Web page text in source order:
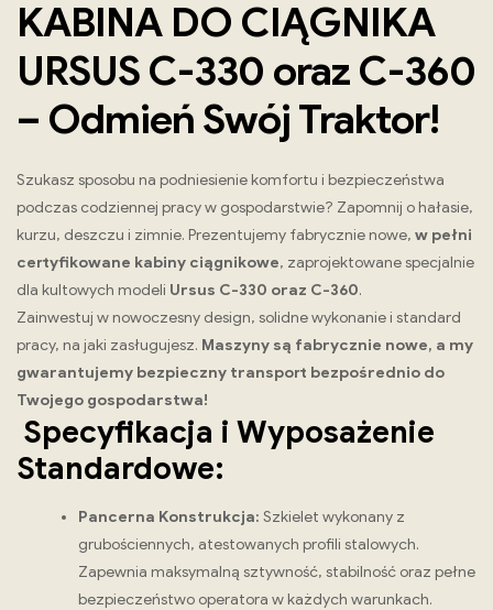
KABINA DO CIĄGNIKA
URSUS C-330 oraz C-360
– Odmień Swój Traktor!
Szukasz sposobu na podniesienie komfortu i bezpieczeństwa
podczas codziennej pracy w gospodarstwie? Zapomnij o hałasie,
kurzu, deszczu i zimnie. Prezentujemy fabrycznie nowe, w pełni
certyfikowane kabiny ciągnikowe, zaprojektowane specjalnie
dla kultowych modeli Ursus C-330 oraz C-360.
Zainwestuj w nowoczesny design, solidne wykonanie i standard
pracy, na jaki zasługujesz. Maszyny są fabrycznie nowe, a my
gwarantujemy bezpieczny transport bezpośrednio do
Twojego gospodarstwa!
Specyfikacja i Wyposażenie
Standardowe:
Pancerna Konstrukcja: Szkielet wykonany z
grubościennych, atestowanych profili stalowych.
Zapewnia maksymalną sztywność, stabilność oraz pełne
bezpieczeństwo operatora w każdych warunkach.